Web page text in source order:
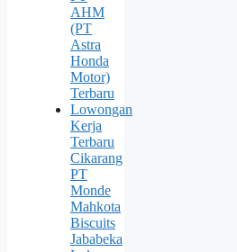
AHM
(PT
Astra
Honda
Motor)
Terbaru
Lowongan
Kerja
Terbaru
Cikarang
PT
Monde
Mahkota
Biscuits
Jababeka